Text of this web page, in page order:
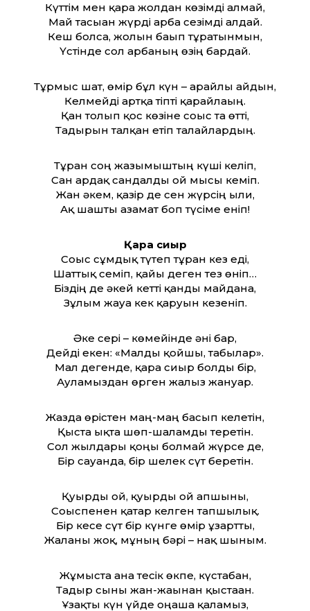
Күт­тім мен қара жолдан көзімді алмай,
Май тасыған жүрді арба сезімді алдай.
Кеш болса, жолын бағып тұратынмын,
Үстінде сол арбаның өзің бардай.
Тұрмыс шат, өмір бұл күн – арайлы айдын,
Келмейді артқа тіпті қарайлағың.
Қан толып қос көзіне соғыс та өт­ті,
Тағдырын талқан етіп талайлардың.
Тұрған соң жазымыштың күші келіп,
Сан ардақ сандалды ғой мысы кеміп.
Жан әкем, қазір де сен жүрсің ылғи,
Ақ шашты азамат боп түсіме еніп!
Қара сиыр
Соғыс сұмдық түтеп тұрған кез еді,
Шат­тық семіп, қайғы деген тез өніп…
Біздің де әкей кет­ті қанды майданға,
Зұлым жауға кек қаруын кезеніп.
Әке сері – көмейінде әні бар,
Дейді екен: «Малды қойшы, табылар».
Мал дегенде, қара сиыр болды бір,
Ауламыздан өрген жалғыз жануар.
Жазда өрістен маң-маң басып келетін,
Қыста ықта шөп-шаламды теретін.
Сол жылдары қоңы болмай жүрсе де,
Бір сауғанда, бір шелек сүт беретін.
Қуырды ғой, қуырды ғой апшыны,
Соғыспенен қатар келген тапшылық.
Бір кесе сүт бір күнге өмір ұзарт­ты,
Жалғаны жоқ, мұның бәрі – нақ шыным.
Жұмыста ана тесік өкпе, күстабан,
Тағдыр сыны жан-жағынан қыстаған.
Ұзақты күн үйде оңаша қаламыз,